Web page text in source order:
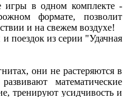
игры в одном комплекте -
формате, позволит
и на свежем воздухе!
поездок из серии "Удачная
они не растеряются в
математические
тренируют усидчивость и